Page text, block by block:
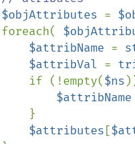
$objAttributes =
                foreach(
$attribName =
$attribVal =
                    if (!empty(
$ns
$attribName
$attributes [